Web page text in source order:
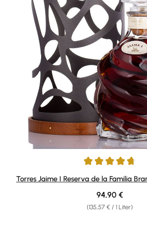
Durchschnittliche Bewertung von 4.85
Torres Jaime I Reserva de la Familia
(135,57 € / 1 Liter)
Regulärer Preis:
94,90 €